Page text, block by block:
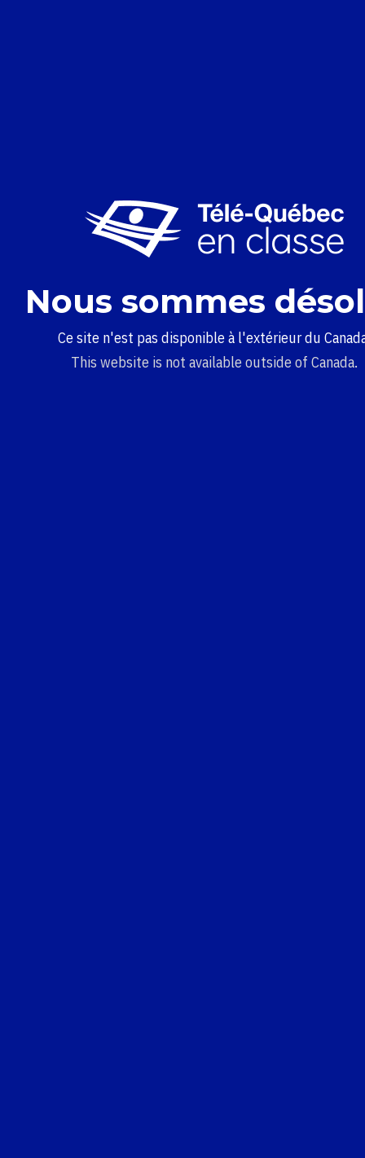
Nous sommes
Ce site n'est pas disponible à l'extérieur du
This website is not available outside of Canada.